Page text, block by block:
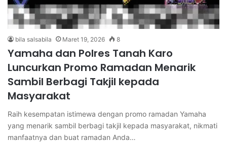
bila salsabila Maret 19, 2026 8
Yamaha dan Polres Tanah Karo
Luncurkan Promo Ramadan Menarik
Sambil Berbagi Takjil kepada
Masyarakat
Raih kesempatan istimewa dengan promo ramadan Yamaha
yang menarik sambil berbagi takjil kepada masyarakat, nikmati
manfaatnya dan buat ramadan Anda…